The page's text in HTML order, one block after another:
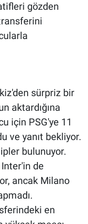
gözden
sürpriz bir
aktardığına
için PSG'ye 11
ve yanıt bekliyor.
bulunuyor.
Inter'in de
ancak Milano
en